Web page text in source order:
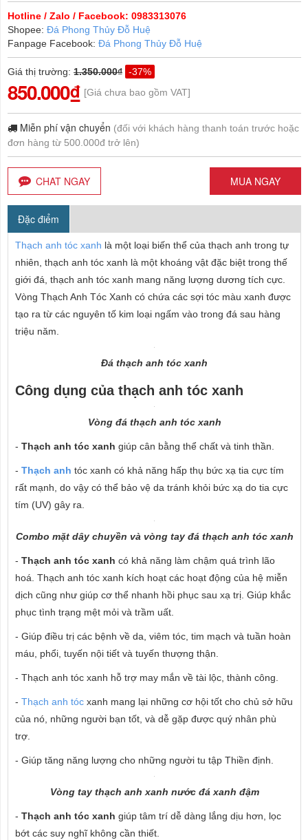
Hotline / Zalo / Facebook: 0983313076
Shopee: Đá Phong Thủy Đỗ Huệ
Fanpage Facebook: Đá Phong Thủy Đỗ Huệ
Giá thị trường: 1.350.000₫ -37%
850.000₫ [Giá chưa bao gồm VAT]
Miễn phí vận chuyển (đối với khách hàng thanh toán trước hoặc
đơn hàng từ 500.000đ trở lên)
CHAT NGAY MUA NGAY
Đặc điểm
Thạch anh tóc xanh là một loại biến thể của thạch anh trong tự
nhiên, thạch anh tóc xanh là một khoáng vật đặc biệt trong thế
giới đá, thạch anh tóc xanh mang năng lượng dương tích cực.
Vòng Thạch Anh Tóc Xanh có chứa các sợi tóc màu xanh được
tạo ra từ các nguyên tố kim loại ngấm vào trong đá sau hàng
triệu năm.
Đá thạch anh tóc xanh
Công dụng của thạch anh tóc xanh
Vòng đá thạch anh tóc xanh
- Thạch anh tóc xanh giúp cân bằng thể chất và tinh thần.
- Thạch anh tóc xanh có khả năng hấp thụ bức xạ tia cực tím
rất mạnh, do vậy có thể bảo vệ da tránh khỏi bức xạ do tia cực
tím (UV) gây ra.
Combo mặt dây chuyền và vòng tay đá thạch anh tóc xanh
- Thạch anh tóc xanh có khả năng làm chậm quá trình lão
hoá. Thạch anh tóc xanh kích hoạt các hoạt động của hệ miễn
dịch cũng như giúp cơ thể nhanh hồi phục sau xạ trị. Giúp khắc
phục tình trạng mệt mỏi và trầm uất.
- Giúp điều trị các bệnh về da, viêm tóc, tim mạch và tuần hoàn
máu, phổi, tuyến nội tiết và tuyến thượng thận.
- Thạch anh tóc xanh hỗ trợ may mắn về tài lộc, thành công.
- Thạch anh tóc xanh mang lại những cơ hội tốt cho chủ sở hữu
của nó, những người bạn tốt, và dễ gặp được quý nhân phù
trợ.
- Giúp tăng năng lượng cho những người tu tập Thiền định.
Vòng tay thạch anh xanh nước đá xanh đậm
- Thạch anh tóc xanh giúp tâm trí dễ dàng lắng dịu hơn, lọc
bớt các suy nghĩ không cần thiết.